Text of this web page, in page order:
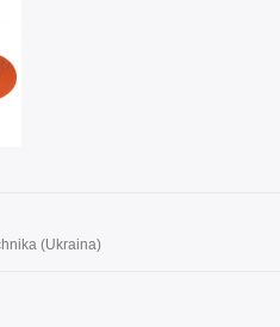
(Ukraina)